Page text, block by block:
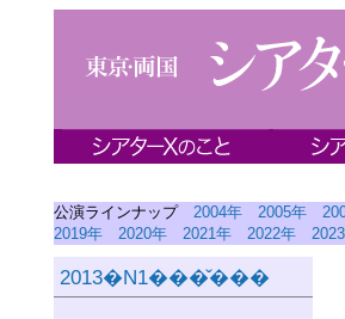
公演ラインナップ 2004年 2005年
2019年
2020年 2021年 2022年
2013�N1���̌���